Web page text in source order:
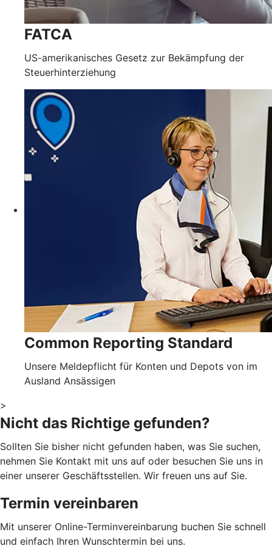
FATCA
US-amerikanisches Gesetz zur Bekämpfung der
Steuerhinterziehung
Common Reporting Standard
Unsere Meldepflicht für Konten und Depots von im
Ausland Ansässigen
>
Nicht das Richtige gefunden?
Sollten Sie bisher nicht gefunden haben, was Sie suchen,
nehmen Sie Kontakt mit uns auf oder besuchen Sie uns in
einer unserer Geschäftsstellen. Wir freuen uns auf Sie.
Termin vereinbaren
Mit unserer Online-Terminvereinbarung buchen Sie schnell
und einfach Ihren Wunschtermin bei uns.